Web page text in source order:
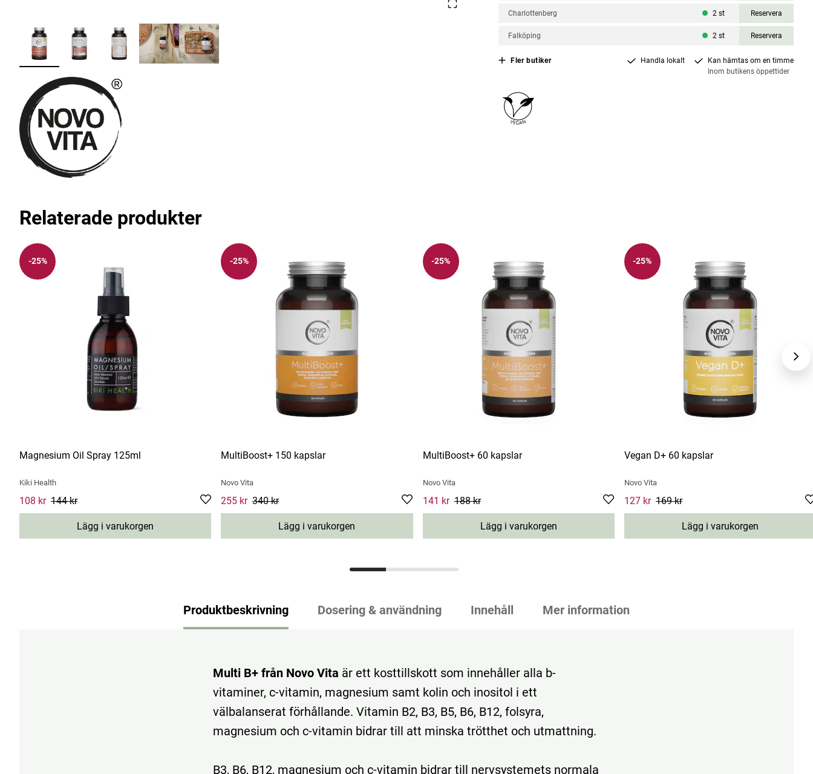
Charlottenberg 2 st Reservera
Falköping 2 st Reservera
Fler butiker Handla lokalt
Kan hämtas om en timme
Inom butikens öppettider
Relaterade produkter
-25%
Magnesium Oil Spray 125ml
Kiki Health
Current price:
108 kr 144 kr
Lägg i varukorgen
-25%
MultiBoost+ 150 kapslar
Novo Vita
Current price:
255 kr 340 kr
Lägg i varukorgen
-25%
MultiBoost+ 60 kapslar
Novo Vita
Current price:141 kr
141 kr 188 kr
Lägg i varukorgen
-25%
Vegan D+ 60 kapslar
Novo Vita
Current price:127 kr
127 kr 169 kr
Lägg i varukorgen
Produktbeskrivning Dosering & användning Innehåll Mer information
Multi B+ från Novo Vita är ett kosttillskott som innehåller alla b-
vitaminer, c-vitamin, magnesium samt kolin och inositol i ett
välbalanserat förhållande. Vitamin B2, B3, B5, B6, B12, folsyra,
magnesium och c-vitamin bidrar till att minska trötthet och utmattning.
B3, B6, B12, magnesium och c-vitamin bidrar till nervsystemets normala